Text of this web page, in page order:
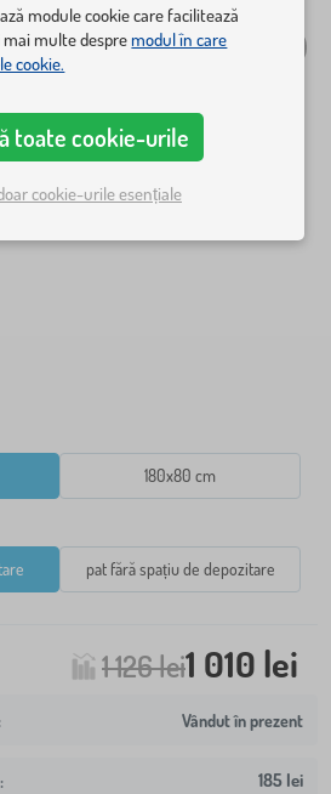
180x80 cm
pat fără spațiu de depozitare
1 126 lei1 010 lei
Vândut în prezent
185 lei
module cookie care facilitează
mai multe despremodul în care
cookie.
toate cookie-urile
cookie-urile esențiale